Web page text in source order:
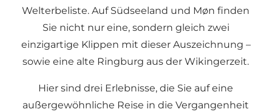
Welterbeliste. Auf Südseeland und Møn finden
Sie nicht nur eine, sondern gleich zwei
einzigartige Klippen mit dieser Auszeichnung –
sowie eine alte Ringburg aus der Wikingerzeit.
Hier sind drei Erlebnisse, die Sie auf eine
außergewöhnliche Reise in die Vergangenheit